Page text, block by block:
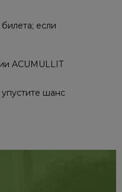
если
ACUMULLIT
шанс